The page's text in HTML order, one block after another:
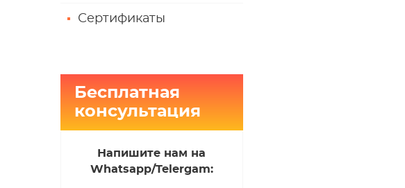
Сертификаты
Бесплатная
консультация
Напишите нам на
Whatsapp/Telergam: